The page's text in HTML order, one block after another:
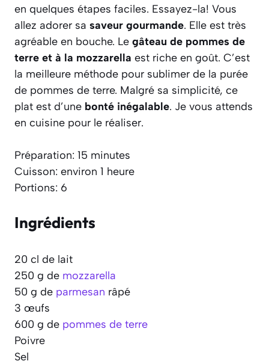
en quelques étapes faciles. Essayez-la! Vous
allez adorer sa saveur gourmande. Elle est très
agréable en bouche. Le gâteau de pommes de
terre et à la mozzarella est riche en goût. C’est
la meilleure méthode pour sublimer de la purée
de pommes de terre. Malgré sa simplicité, ce
plat est d’une bonté inégalable. Je vous attends
en cuisine pour le réaliser.
Préparation: 15 minutes
Cuisson: environ 1 heure
Portions: 6
Ingrédients
20 cl de lait
250 g de mozzarella
50 g de parmesan râpé
3 œufs
600 g de pommes de terre
Poivre
Sel